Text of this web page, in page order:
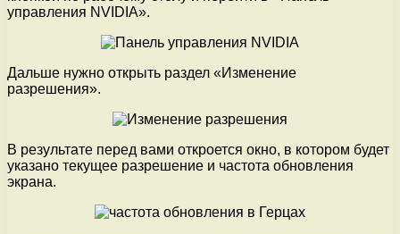
управления NVIDIA».
Дальше нужно открыть раздел «Изменение
разрешения».
В результате перед вами откроется окно, в котором будет
указано текущее разрешение и частота обновления
экрана.